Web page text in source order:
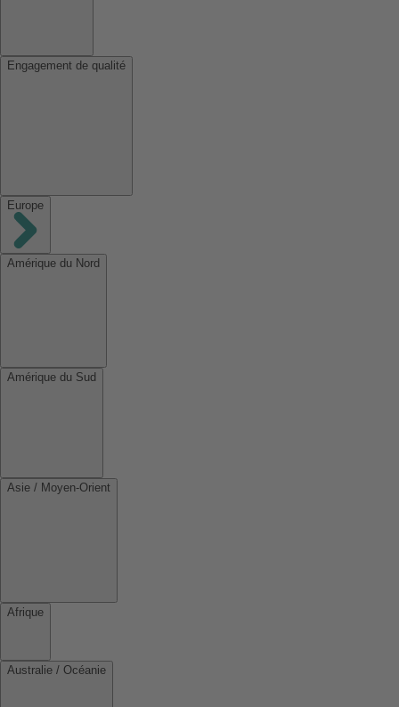
Engagement de qualité
Europe
Amérique du Nord
Amérique du Sud
Asie / Moyen-Orient
Afrique
Australie / Océanie